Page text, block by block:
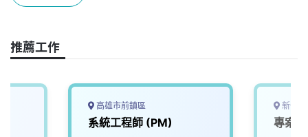
推薦工作
高雄市前鎮區
系統工程師 (PM)
新竹
專案